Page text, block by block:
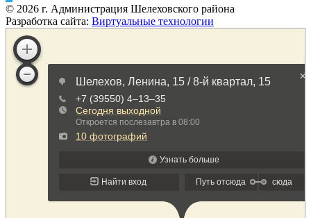
© 2026 г. Администрация Шелеховского района
Разработка сайта: Виртуальные технологии